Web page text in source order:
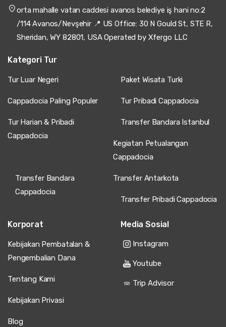
29 Juni 2025
BM
Bianca Moreau
Tur Pemotretan Cappadocia – Matahari Terbit &
Balon Udara Panas
18 Juni 2025
DP
Tur Pemotretan Cappadocia – Matahari Terbit &
Balon Udara Panas
Terlalu ramai, foto-fotonya tidak cukup spesial.
Tur Pemotretan Cappadocia – Matahari Terbit &
Bagus tapi cuacanya terlalu panas.
12 Juni 2025
Noelle Dupuis
orta mahalle vatan caddesi avanos belediye iş hani no:2
/114 Avanos/Nevşehir 📍 US Office: 30 N Gould St, STE R,
Sheridan, WY 82801, USA Operated by Xfergo LLC
Kategori Tur
Tur Luar Negeri Paket Wisata Turki
Cappadocia Paling Populer Tur Pribadi Cappadocia
Tur Harian & Pribadi
Cappadocia
Transfer Bandara Istanbul
Kegiatan Petualangan
Cappadocia
Transfer Bandara
Cappadocia
Transfer Antarkota
Transfer Pribadi Cappadocia
Korporat
Kebijakan Pembatalan &
Pengembalian Dana
Tentang Kami
Kebijakan Privasi
Blog
Media Sosial
Instagram
Youtube
Trip Advisor